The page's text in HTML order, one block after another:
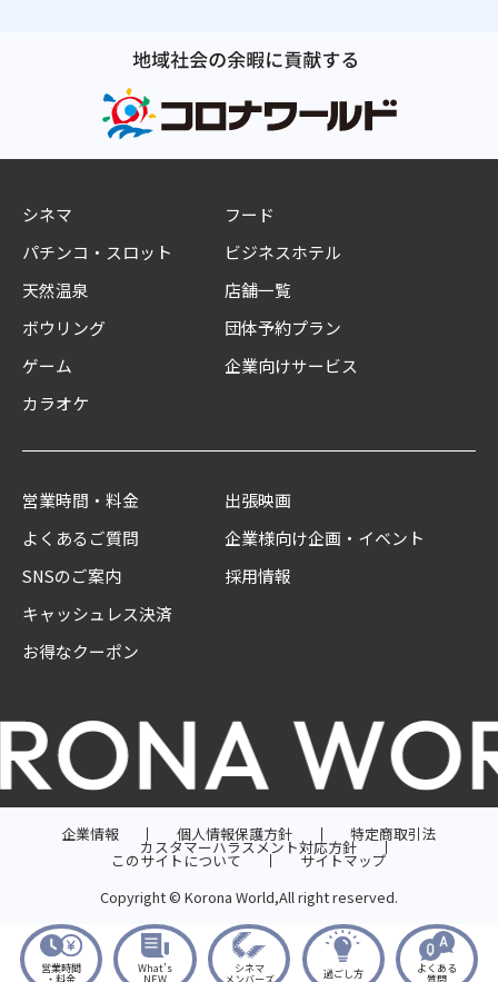
シネマ
パチンコ・スロット
天然温泉
ボウリング
ゲーム
カラオケ
フード
ビジネスホテル
店舗一覧
団体予約プラン
企業向けサービス
営業時間・料金
よくあるご質問
SNSのご案内
キャッシュレス決済
お得なクーポン
出張映画
企業様向け企画・イベント
採用情報
企業情報 個人情報保護方針 特定商取引法
カスタマーハラスメント対応方針
このサイトについて
サイトマップ
Copyright © Korona World,All right reserved.
営業時間
・料金
What’s
NEW
シネマ
メンバーズ 過ごし方 よくある
質問